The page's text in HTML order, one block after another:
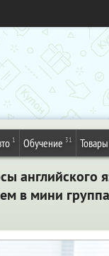
1 Обучение 31 Товары
английского
в мини